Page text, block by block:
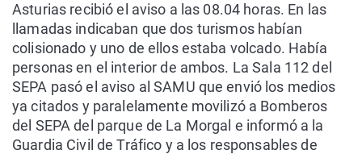
Asturias recibió el aviso a las 08.04 horas. En las
llamadas indicaban que dos turismos habían
colisionado y uno de ellos estaba volcado. Había
personas en el interior de ambos. La Sala 112 del
SEPA pasó el aviso al SAMU que envió los medios
ya citados y paralelamente movilizó a Bomberos
del SEPA del parque de La Morgal e informó a la
Guardia Civil de Tráfico y a los responsables de